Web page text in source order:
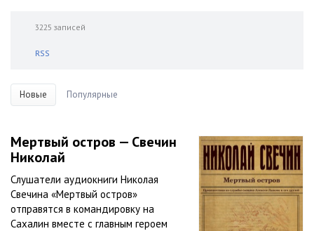
3225 записей
RSS
Новые Популярные
Мертвый остров — Свечин
Николай
Слушатели аудиокниги Николая
Свечина «Мертвый остров»
отправятся в командировку на
Сахалин вместе с главным героем